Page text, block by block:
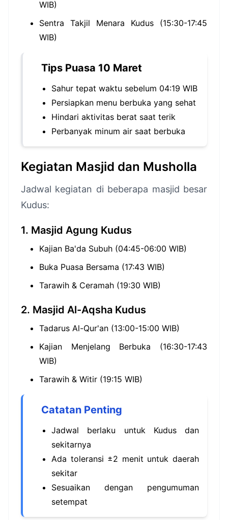
WIB)
Sentra Takjil Menara Kudus (15:30-17:45
WIB)
Tips Puasa 10 Maret
Sahur tepat waktu sebelum 04:19 WIB
Persiapkan menu berbuka yang sehat
Hindari aktivitas berat saat terik
Perbanyak minum air saat berbuka
Kegiatan Masjid dan Musholla
Jadwal kegiatan di beberapa masjid besar
Kudus:
1. Masjid Agung Kudus
Kajian Ba'da Subuh (04:45-06:00 WIB)
Buka Puasa Bersama (17:43 WIB)
Tarawih & Ceramah (19:30 WIB)
2. Masjid Al-Aqsha Kudus
Tadarus Al-Qur'an (13:00-15:00 WIB)
Kajian Menjelang Berbuka (16:30-17:43
WIB)
Tarawih & Witir (19:15 WIB)
Catatan Penting
Jadwal berlaku untuk Kudus dan
sekitarnya
Ada toleransi ±2 menit untuk daerah
sekitar
Sesuaikan dengan pengumuman
setempat